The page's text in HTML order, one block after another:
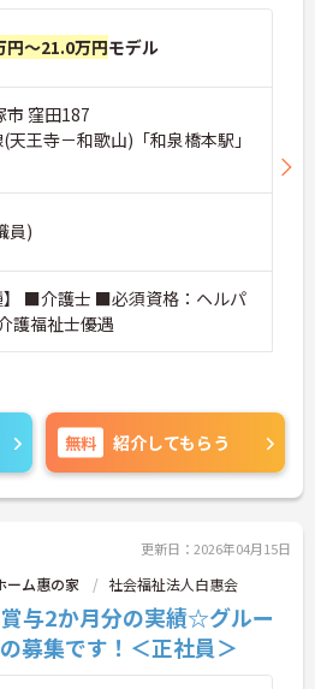
円～21.0万円モデル
市 窪田187
天王寺－和歌山)「和泉橋本駅」
員)
】 ■介護士 ■必須資格：ヘルパ
福祉士優遇
無料 紹介してもらう
更新日：2026年04月15日
ーム惠の家 社会福祉法人白惠会
賞与2か月分の実績☆グルー
募集です！＜正社員＞